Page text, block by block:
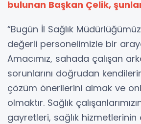
bulunan Başkan Çelik,
“Bugün İl Sağlık
değerli personelimizle bir
Amacımız, sahada çalışan
sorunlarını doğrudan
çözüm önerilerini almak ve
olmaktır. Sağlık
gayretleri, sağlık hizmetlerinin